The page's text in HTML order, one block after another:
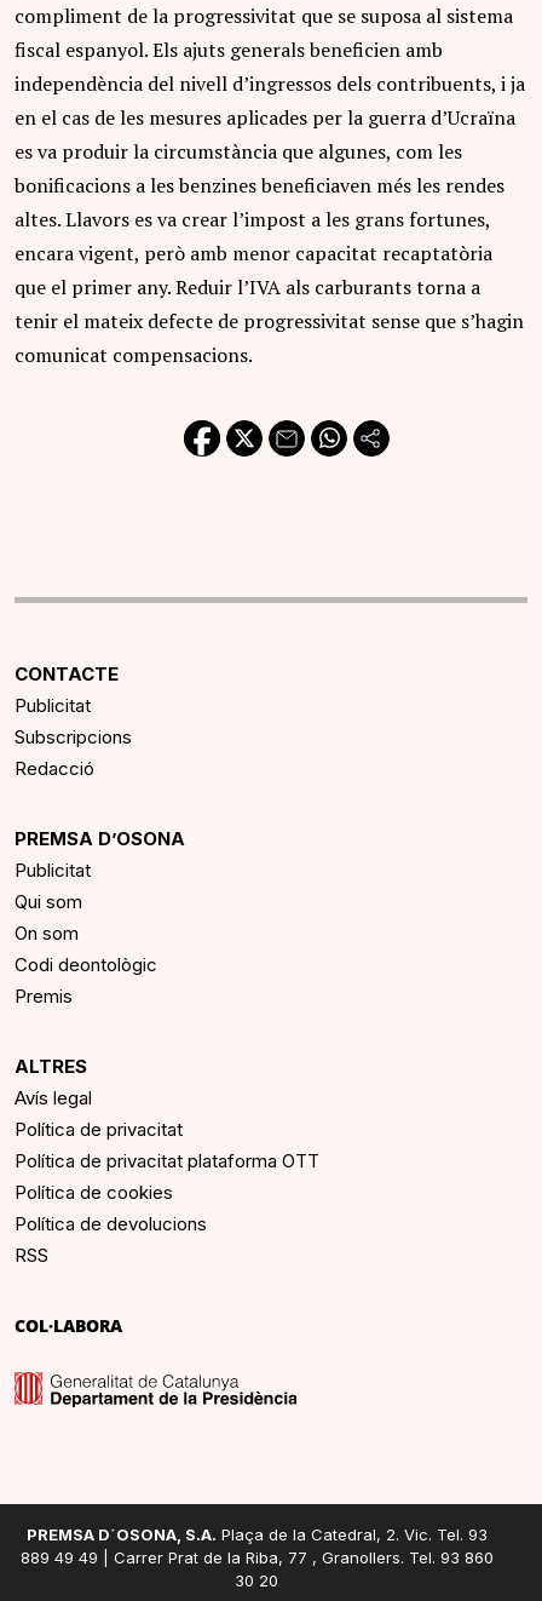
compliment de la progressivitat que se suposa al sistema
fiscal espanyol. Els ajuts generals beneficien amb
independència del nivell d’ingressos dels contribuents, i ja
en el cas de les mesures aplicades per la guerra d’Ucraïna
es va produir la circumstància que algunes, com les
bonificacions a les benzines beneficiaven més les rendes
altes. Llavors es va crear l’impost a les grans fortunes,
encara vigent, però amb menor capacitat recaptatòria
que el primer any. Reduir l’IVA als carburants torna a
tenir el mateix defecte de progressivitat sense que s’hagin
comunicat compensacions.
CONTACTE
Publicitat
Subscripcions
Redacció
PREMSA D’OSONA
Publicitat
Qui som
On som
Codi deontològic
Premis
ALTRES
Avís legal
Política de privacitat
Política de privacitat plataforma OTT
Política de cookies
Política de devolucions
RSS
COL·LABORA
PREMSA D´OSONA, S.A. Plaça de la Catedral, 2. Vic. Tel. 93
889 49 49 | Carrer Prat de la Riba, 77 , Granollers. Tel. 93 860
30 20